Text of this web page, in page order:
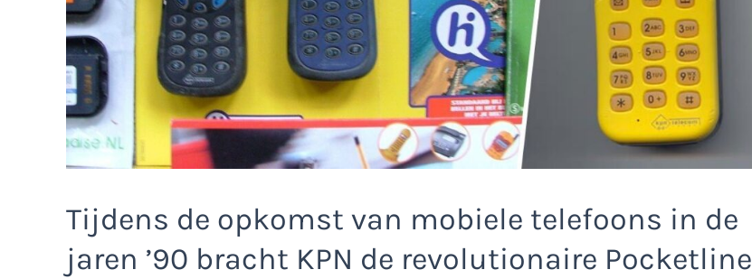
Tijdens de opkomst van mobiele telefoons in de
jaren ’90 bracht KPN de revolutionaire Pocketline